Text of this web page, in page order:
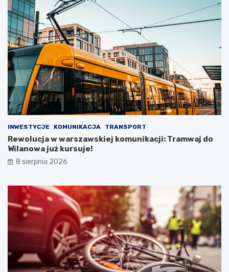
INWESTYCJE KOMUNIKACJA TRANSPORT
Rewolucja w warszawskiej komunikacji: Tramwaj do
Wilanowa już kursuje!
8 sierpnia 2026